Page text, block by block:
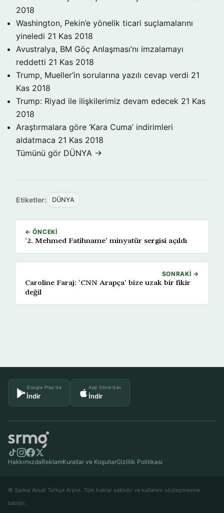
2018
Washington, Pekin’e yönelik ticari suçlamalarını
yineledi 21 Kas 2018
Avustralya, BM Göç Anlaşması’nı imzalamayı
reddetti 21 Kas 2018
Trump, Mueller’in sorularına yazılı cevap verdi 21
Kas 2018
Trump: Riyad ile ilişkilerimiz devam edecek 21 Kas
2018
Araştırmalara göre ‘Kara Cuma’ indirimleri
aldatmaca 21 Kas 2018
Tümünü gör DÜNYA →
Etiketler: DÜNYA
← ÖNCEKI
‘2. Mehmed Fatihname’ minyatür sergisi açıldı
SONRAKI →
Caroline Faraj: ‘CNN Arapça’ bize uzak bir fikir
değil
Google Play'de
İndir
App Store'dan
İndir
HakkımızdaReklamKurallar ve KoşullarGizlilik Politikası
© Şarkul Avsat Türkçe Arşivi. Tüm haklar saklıdır ve kullanım sözleşmesine
tabidir.